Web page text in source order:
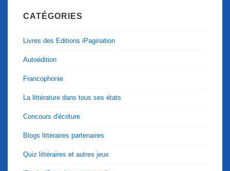
CATÉGORIES
Livres des Editions iPagination
Autoédition
Francophonie
La littérature dans tous ses états
Concours d'écriture
Blogs littéraires partenaires
Quiz littéraires et autres jeux